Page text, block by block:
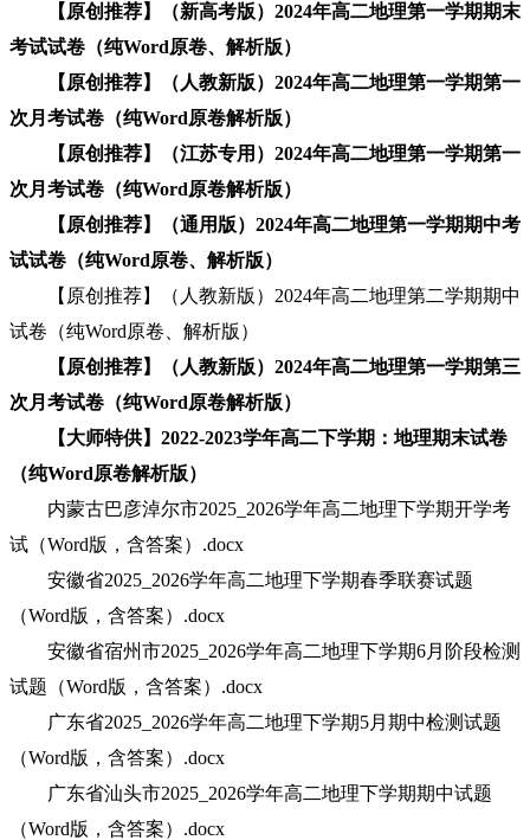
【原创推荐】（新高考版）2024年高二地理第一学期期末
考试试卷（纯Word原卷、解析版）
【原创推荐】（人教新版）2024年高二地理第一学期第一
次月考试卷（纯Word原卷解析版）
【原创推荐】（江苏专用）2024年高二地理第一学期第一
次月考试卷（纯Word原卷解析版）
【原创推荐】（通用版）2024年高二地理第一学期期中考
试试卷（纯Word原卷、解析版）
【原创推荐】（人教新版）2024年高二地理第二学期期中
试卷（纯Word原卷、解析版）
【原创推荐】（人教新版）2024年高二地理第一学期第三
次月考试卷（纯Word原卷解析版）
【大师特供】2022-2023学年高二下学期：地理期末试卷
（纯Word原卷解析版）
内蒙古巴彦淖尔市2025_2026学年高二地理下学期开学考
试（Word版，含答案）.docx
安徽省2025_2026学年高二地理下学期春季联赛试题
（Word版，含答案）.docx
安徽省宿州市2025_2026学年高二地理下学期6月阶段检测
试题（Word版，含答案）.docx
广东省2025_2026学年高二地理下学期5月期中检测试题
（Word版，含答案）.docx
广东省汕头市2025_2026学年高二地理下学期期中试题
（Word版，含答案）.docx